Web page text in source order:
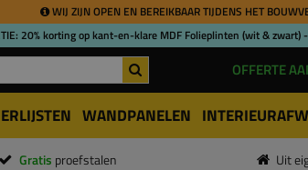
WIJ ZIJN OPEN EN BEREIKBAAR TIJDENS HET
20% korting op kant-en-klare MDF Folieplinten (wit &
OFFERTE
WANDPANELEN
Gratis proefstalen Uit